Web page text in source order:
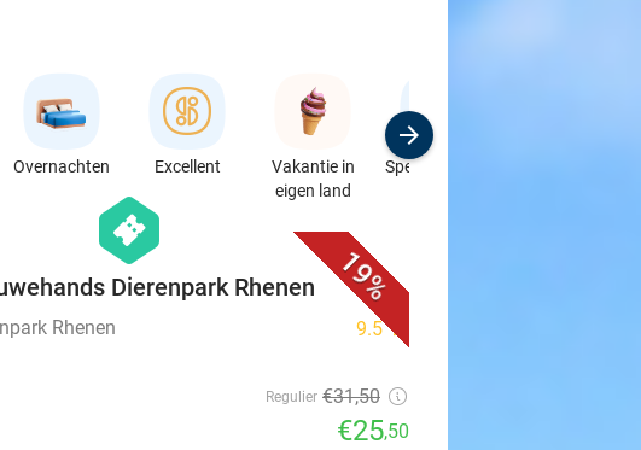
Overnachten Excellent
Vakantie in
eigen land
Speciaalzaken
19%
hexagon
events
Dierenpark Rhenen
Rhenen 9.5star
Regulier €31,50
€25,50